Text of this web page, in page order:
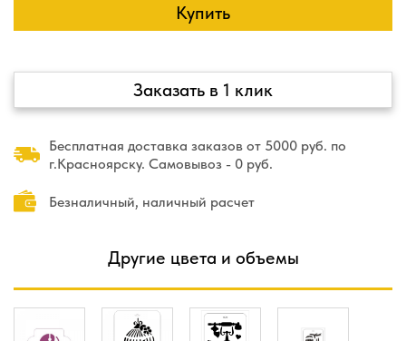
Купить
Заказать в 1 клик
Бесплатная доставка заказов от 5000 руб. по
г.Красноярску. Самовывоз - 0 руб.
Безналичный, наличный расчет
Другие цвета и объемы